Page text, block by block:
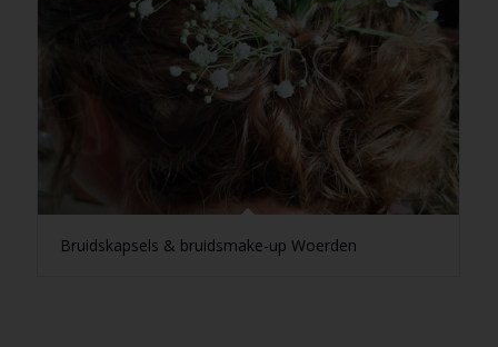
Bruidskapsels & bruidsmake-up Woerden